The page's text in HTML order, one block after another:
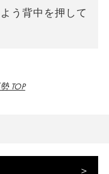
う背中を押して
TOP